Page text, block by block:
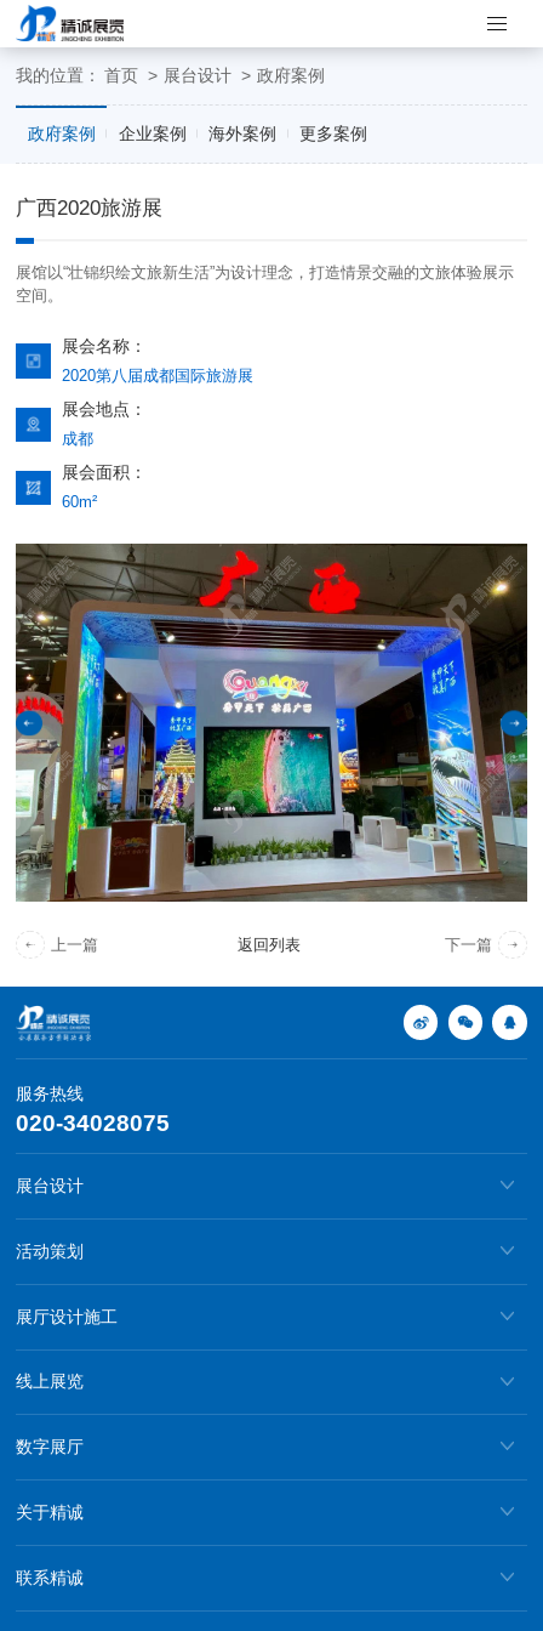
我的位置： 首页 > 展台设计 > 政府案例
政府案例 企业案例 海外案例 更多案例
广西2020旅游展
展馆以“壮锦织绘文旅新生活”为设计理念，打造情景交融的文旅体验展示
空间。
展会名称：
2020第八届成都国际旅游展
展会地点：
成都
展会面积：
60m²
上一篇 返回列表 下一篇
展台设计
活动策划
展厅设计施工
线上展览
数字展厅
关于精诚
联系精诚
服务热线
020-34028075